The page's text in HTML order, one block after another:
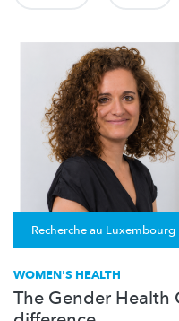
Recherche au Luxembourg
WOMEN'S HEALTH
The Gender